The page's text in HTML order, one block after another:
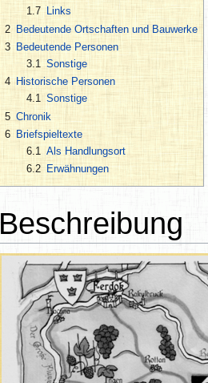
1.7
Links
2 Bedeutende Ortschaften und Bauwerke
3 Bedeutende Personen
3.1
Sonstige
4 Historische Personen
4.1 Sonstige
5 Chronik
6 Briefspieltexte
6.1
Als Handlungsort
6.2
Erwähnungen
Beschreibung